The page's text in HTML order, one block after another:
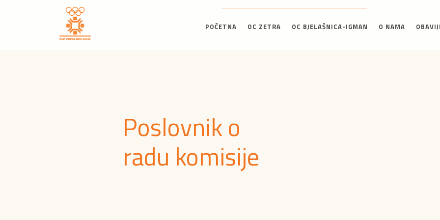
POČETNA OC ZETRA OC BJELAŠNICA-IGMAN O NAMA
Poslovnik o
radu komisije